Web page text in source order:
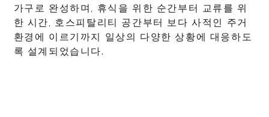
가구로 완성하며, 휴식을 위한 순간부터 교류를 위
한 시간, 호스피탈리티 공간부터 보다 사적인 주거
환경에 이르기까지 일상의 다양한 상황에 대응하도
록 설계되었습니다.